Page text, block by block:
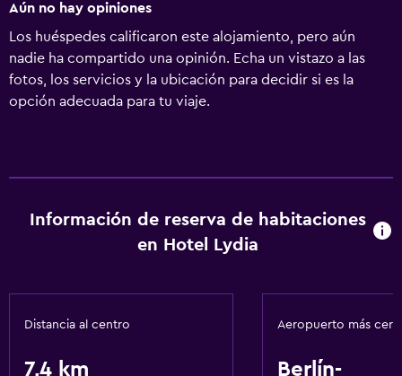
Aún no hay opiniones
Los huéspedes calificaron este alojamiento, pero aún
nadie ha compartido una opinión. Echa un vistazo a las
fotos, los servicios y la ubicación para decidir si es la
opción adecuada para tu viaje.
Información de reserva de habitaciones
en Hotel Lydia
Distancia al centro
7,4 km
Aeropuerto más
Berlín-